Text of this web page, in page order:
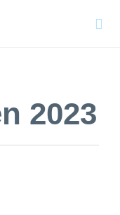

2023